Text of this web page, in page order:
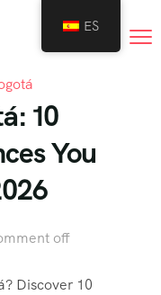
10
You
off
Discover 10
ES